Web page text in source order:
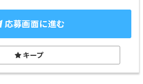
応募画面に進む
キープ